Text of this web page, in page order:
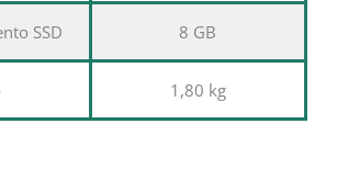
SSD 8 GB
1,80 kg